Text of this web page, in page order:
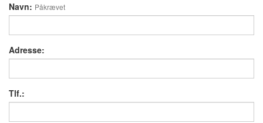
Navn: Påkrævet
Adresse:
Tlf.: